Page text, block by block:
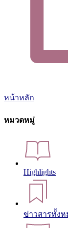
หน้าหลัก
หมวดหมู่
Highlights
ข่าวสารทั้ง